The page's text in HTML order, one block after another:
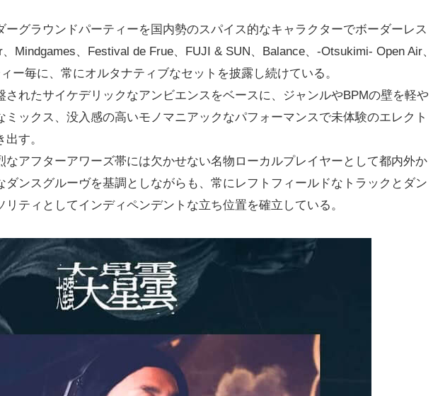
ーグラウンドパーティーを国内勢のスパイス的なキャラクターでボーダーレス
Mindgames、Festival de Frue、FUJI & SUN、Balance、-Otsukimi- Open Air、
ー毎に、常にオルタナティブなセットを披露し続けている。
されたサイケデリックなアンビエンスをベースに、ジャンルやBPMの壁を軽や
ミックス、没入感の高いモノマニアックなパフォーマンスで未体験のエレクト
す。
なアフターアワーズ帯には欠かせない名物ローカルプレイヤーとして都内外か
ダンスグルーヴを基調としながらも、常にレフトフィールドなトラックとダン
ティとしてインディペンデントな立ち位置を確立している。